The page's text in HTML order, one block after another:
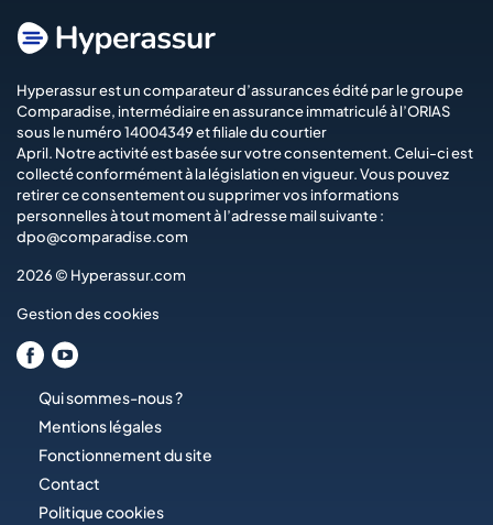
Hyperassur est un comparateur d’assurances édité par le groupe
Comparadise, intermédiaire en assurance immatriculé à l’ORIAS
sous le numéro 14004349 et filiale du courtier
April. Notre activité est basée sur votre consentement. Celui-ci est
collecté conformément à la législation en vigueur. Vous pouvez
retirer ce consentement ou supprimer vos informations
personnelles à tout moment à l’adresse mail suivante :
dpo@comparadise.com
2026 © Hyperassur.com
Gestion des cookies
Qui sommes-nous ?
Mentions légales
Fonctionnement du site
Contact
Politique cookies